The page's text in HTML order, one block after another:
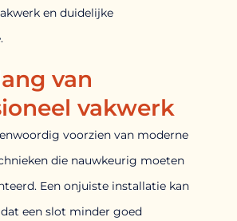
en duidelijke
van
vakwerk
voorzien van moderne
die nauwkeurig moeten
Een onjuiste installatie kan
een slot minder goed